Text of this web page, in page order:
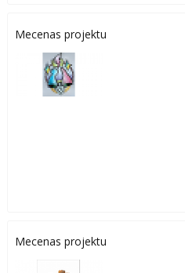
Mecenas projektu
Mecenas projektu